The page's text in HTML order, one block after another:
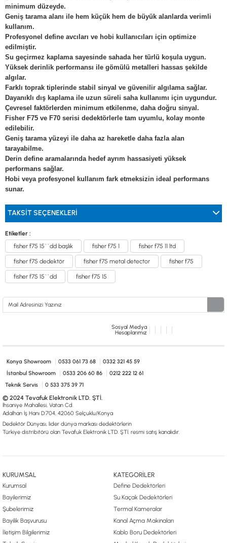
minimum düzeyde.
Geniş tarama alanı ile hem küçük hem de büyük alanlarda verimli
kullanım.
Profesyonel define avcıları ve hobi kullanıcıları için optimize
edilmiştir.
Su geçirmez kaplama sayesinde sahada her türlü koşula uygun.
Yüksek derinlik performansı ile gömülü metalleri hassas şekilde
algılar.
Farklı toprak tiplerinde stabil sinyal ve güvenilir algılama sağlar.
Dayanıklı dış kaplama ile uzun süreli saha kullanımı için uygundur.
Çevresel faktörlerden minimum etkilenme, daha doğru sinyal.
Fisher F75 ve F70 serisi dedektörlerle tam uyumlu, kolay monte
edilebilir.
Geniş tarama yüzeyi ile daha az hareketle daha fazla alan
tarayabilme.
Derin define aramalarında hedef ayrım hassasiyeti yüksek
performans sağlar.
Hobi veya profesyonel kullanım fark etmeksizin ideal performans
sunar.
TAKSIT SEÇENEKLERI
Etiketler :
fisher f75 15``dd başlık
fisher f75 1 fisher f75 11 ltd
fisher f75 dedektör fisher f75 metal detector fisher f75
fisher f75 15``dd fisher f75 15
Sosyal Medya
Hesaplarımız
Konya Showroom 0533 061 73 68
0332 321 45 59
İstanbul Showroom
0533 206 60 86
0212 222 12 61
Teknik Servis
0 533 375 39 71
© 2024 Tevafuk Elektronik LTD. ŞTİ.
İhsaniye Mahallesi, Vatan Cd.
Adalhan İş Hanı D:704, 42060 Selçuklu/Konya
Dedektör Dünyası, lider dünya markası dedektörlerin
Türkiye distribitörü olan Tevafuk Elektronik LTD. ŞTİ. resmi satış kanalıdır.
KURUMSAL
Kurumsal
Bayilerimiz
Şubelerimiz
Bayilik Başvurusu
İletişim Bilgilerimiz
KATEGORİLER
Define Dedektörleri
Su Kaçak Dedektörleri
Termal Kameralar
Kanal Açma Makinaları
Kablo Boru Dedektörleri